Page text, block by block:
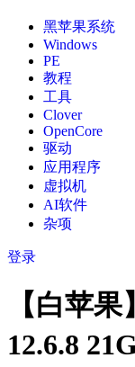
黑苹果系统
Windows
PE
教程
工具
Clover
OpenCore
驱动
应用程序
虚拟机
AI软件
杂项
登录
【白苹
12.6.8